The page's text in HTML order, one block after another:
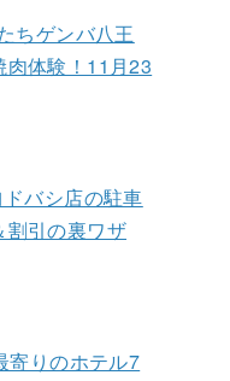
ちゲンバ八王
体験！11月23
バシ店の駐車
割引の裏ワザ
寄りのホテル7